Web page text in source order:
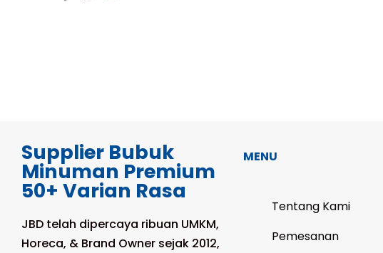
Supplier Bubuk
Minuman Premium
50+ Varian Rasa
JBD telah dipercaya ribuan UMKM,
Horeca, & Brand Owner sejak 2012,
MENU
Tentang Kami
Pemesanan